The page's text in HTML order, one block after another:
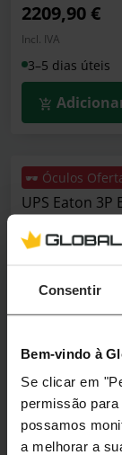
Consentir
Bem-vindo à
Se clicar em
permissão
possamos
a melhorar a
2209,90 €
Incl. IVA
3–5 dias úteis
🕶️ Óculos
UPS Eaton 3P
3P550D
97,90 €
Incl. IVA
3–5 dias úteis